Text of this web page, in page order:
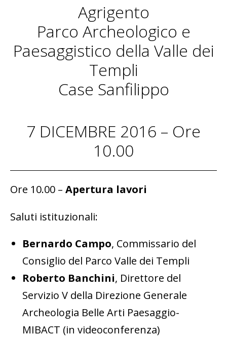
Agrigento
Parco Archeologico e
Paesaggistico della Valle dei
Templi
Case Sanfilippo
7 DICEMBRE 2016 – Ore
10.00
Ore 10.00 – Apertura lavori
Saluti istituzionali:
Bernardo Campo, Commissario del
Consiglio del Parco Valle dei Templi
Roberto Banchini, Direttore del
Servizio V della Direzione Generale
Archeologia Belle Arti Paesaggio-
MIBACT (in videoconferenza)